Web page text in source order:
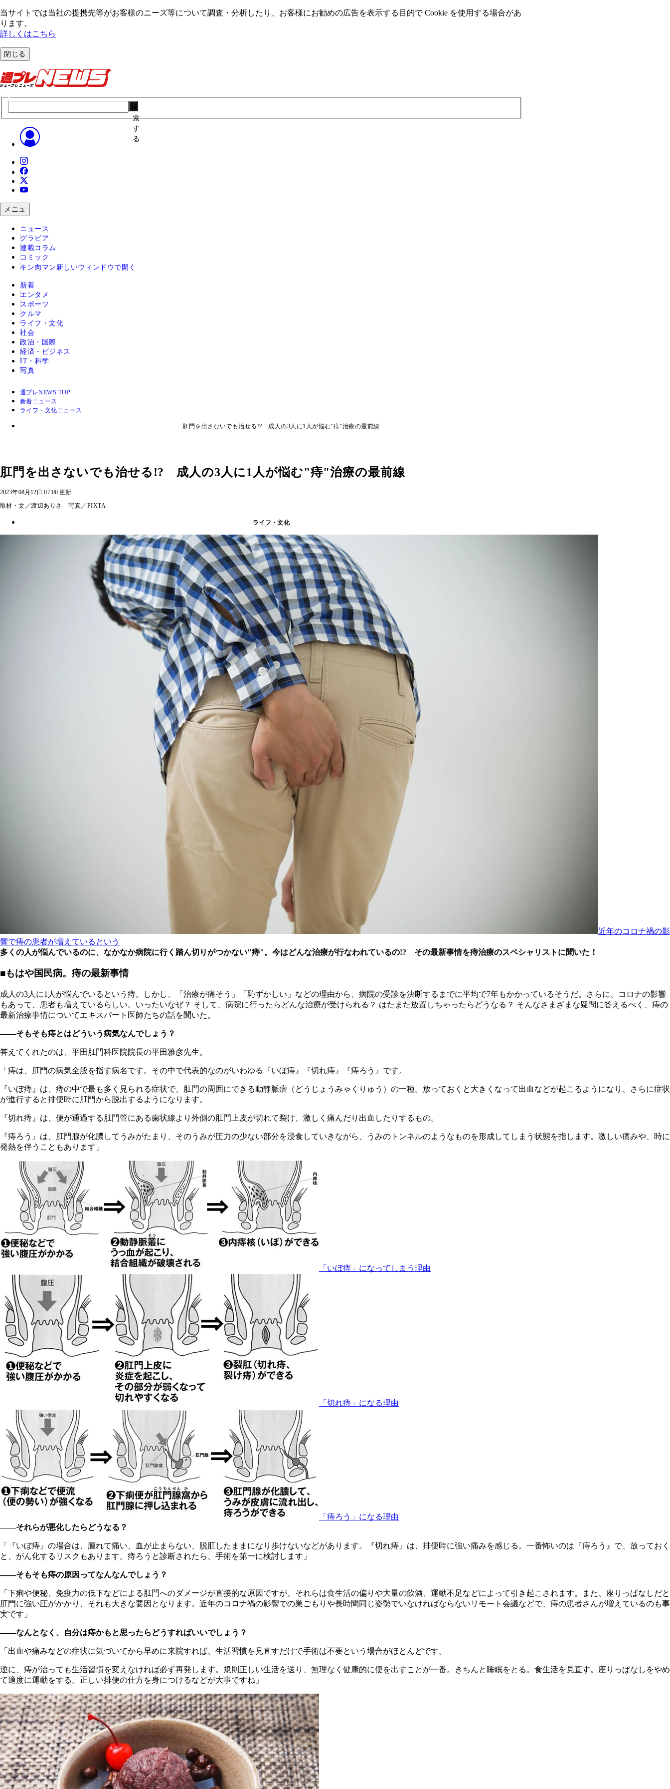
当サイトでは当社の提携先等がお客様のニーズ等について調査・分析したり、お客様にお勧めの広告を表⽰する⽬的で Cookie を使⽤する場合があ
ります。
詳しくはこちら
閉じる
索
す
る
メニュ
ニュース
グラビア
連載コラム
コミック
キン肉マン 新しいウィンドウで開く
新着
エンタメ
スポーツ
クルマ
ライフ・文化
社会
政治・国際
経済・ビジネス
IT・科学
写真
週プレNEWS TOP
新着ニュース
ライフ・文化ニュース
肛門を出さないでも治せる!? 成人の3人に1人が悩む"痔"治療の最前線
肛門を出さないでも治せる!? 成人の3人に1人が悩む"痔"治療の最前線
2023年08月12日 07:00 更新
取材・文／渡辺ありさ 写真／PIXTA
ライフ・文化
近年のコロナ禍の影
響で痔の患者が増えているという
多くの人が悩んでいるのに、なかなか病院に行く踏ん切りがつかない"痔"。今はどんな治療が行なわれているの!? その最新事情を痔治療のスペシャリストに聞いた！
■もはや国民病。痔の最新事情
成人の3人に1人が悩んでいるという痔。しかし、「治療が痛そう」「恥ずかしい」などの理由から、病院の受診を決断するまでに平均で7年もかかっているそうだ。さらに、コロナの影響
もあって、患者も増えているらしい。いったいなぜ？ そして、病院に行ったらどんな治療が受けられる？ はたまた放置しちゃったらどうなる？ そんなさまざまな疑問に答えるべく、痔の
最新治療事情についてエキスパート医師たちの話を聞いた。
――そもそも痔とはどういう病気なんでしょう？
答えてくれたのは、平田肛門科医院院長の平田雅彦先生。
「痔は、肛門の病気全般を指す病名です。その中で代表的なのがいわゆる『いぼ痔』『切れ痔』『痔ろう』です。
『いぼ痔』は、痔の中で最も多く見られる症状で、肛門の周囲にできる動静脈瘤（どうじょうみゃくりゅう）の一種。放っておくと大きくなって出血などが起こるようになり、さらに症状
が進行すると排便時に肛門から脱出するようになります。
『切れ痔』は、便が通過する肛門管にある歯状線より外側の肛門上皮が切れて裂け、激しく痛んだり出血したりするもの。
『痔ろう』は、肛門腺が化膿してうみがたまり、そのうみが圧力の少ない部分を浸食していきながら、うみのトンネルのようなものを形成してしまう状態を指します。激しい痛みや、時に
発熱を伴うこともあります」
「いぼ痔」になってしまう理由
「切れ痔」になる理由
「痔ろう」になる理由
――それらが悪化したらどうなる？
「『いぼ痔』の場合は、腫れて痛い、血が止まらない、脱肛したままになり歩けないなどがあります。『切れ痔』は、排便時に強い痛みを感じる。一番怖いのは『痔ろう』で、放っておく
と、がん化するリスクもあります。痔ろうと診断されたら、手術を第一に検討します」
――そもそも痔の原因ってなんなんでしょう？
「下痢や便秘、免疫力の低下などによる肛門へのダメージが直接的な原因ですが、それらは食生活の偏りや大量の飲酒、運動不足などによって引き起こされます。また、座りっぱなしだと
肛門に強い圧がかかり、それも大きな要因となります。近年のコロナ禍の影響での巣ごもりや長時間同じ姿勢でいなければならないリモート会議などで、痔の患者さんが増えているのも事
実です」
――なんとなく、自分は痔かもと思ったらどうすればいいでしょう？
「出血や痛みなどの症状に気づいてから早めに来院すれば、生活習慣を見直すだけで手術は不要という場合がほとんどです。
逆に、痔が治っても生活習慣を変えなければ必ず再発します。規則正しい生活を送り、無理なく健康的に便を出すことが一番。きちんと睡眠をとる。食生活を見直す。座りっぱなしをやめ
て適度に運動をする。正しい排便の仕方を身につけるなどが大事ですね」